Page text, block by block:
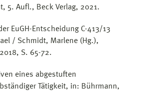
5. Aufl., Beck Verlag, 2021.
EuGH-Entscheidung C-413/13
/ Schmidt, Marlene (Hg.),
S. 65-72.
eines abgestuften
Tätigkeit, in: Bührmann,